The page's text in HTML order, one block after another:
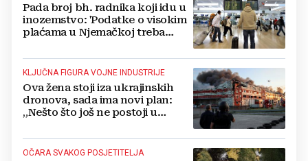
Pada broj bh. radnika koji idu u
inozemstvo: 'Podatke o visokim
plaćama u Njemačkoj treba
KLJUČNA FIGURA VOJNE INDUSTRIJE
Ova žena stoji iza ukrajinskih
dronova, sada ima novi plan:
„Nešto što još ne postoji u
OČARA SVAKOG POSJETITELJA